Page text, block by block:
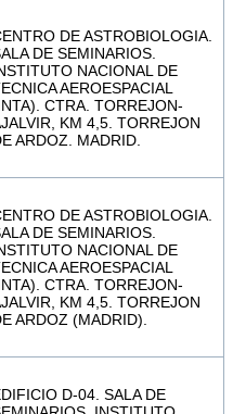
DE ASTROBIOLOGIA.
DE SEMINARIOS.
NACIONAL DE
AEROESPACIAL
CTRA. TORREJON-
KM 4,5. TORREJON
ARDOZ. MADRID.
DE ASTROBIOLOGIA.
DE SEMINARIOS.
NACIONAL DE
AEROESPACIAL
CTRA. TORREJON-
KM 4,5. TORREJON
ARDOZ (MADRID).
D-04. SALA DE